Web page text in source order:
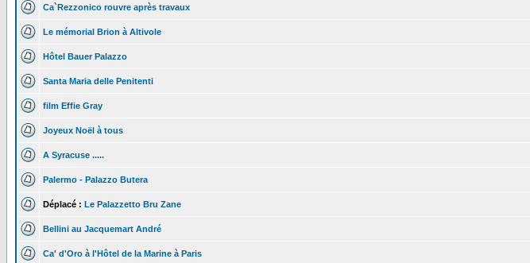
Ca`Rezzonico rouvre après travaux
Le mémorial Brion à Altivole
Hôtel Bauer Palazzo
Santa Maria delle Penitenti
film Effie Gray
Joyeux Noël à tous
A Syracuse .....
Palermo - Palazzo Butera
Déplacé : Le Palazzetto Bru Zane
Bellini au Jacquemart André
Ca' d'Oro à l'Hôtel de la Marine à Paris